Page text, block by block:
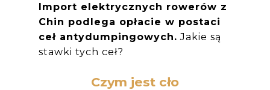
Import elektrycznych rowerów z
Chin podlega opłacie w postaci
ceł antydumpingowych. Jakie są
stawki tych ceł?
Czym jest cło